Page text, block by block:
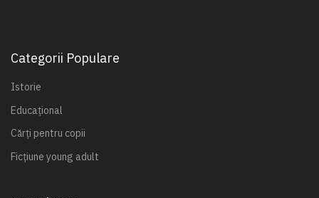
Categorii Populare
Istorie
Educațional
Cărți pentru copii
Ficțiune young adult